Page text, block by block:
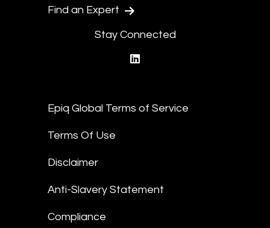
Find an Expert
Stay Connected
Epiq Global Terms of Service
Terms Of Use
Disclaimer
Anti-Slavery Statement
Compliance